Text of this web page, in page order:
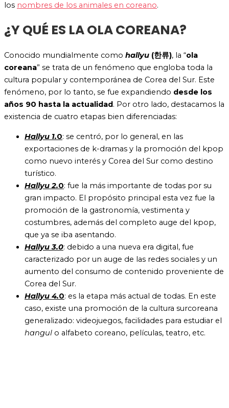
los nombres de los animales en coreano.
¿Y QUÉ ES LA OLA COREANA?
Conocido mundialmente como hallyu (한류), la “ola
coreana” se trata de un fenómeno que engloba toda la
cultura popular y contemporánea de Corea del Sur. Este
fenómeno, por lo tanto, se fue expandiendo desde los
años 90 hasta la actualidad. Por otro lado, destacamos la
existencia de cuatro etapas bien diferenciadas:
Hallyu 1.0: se centró, por lo general, en las
exportaciones de k-dramas y la promoción del kpop
como nuevo interés y Corea del Sur como destino
turístico.
Hallyu 2.0: fue la más importante de todas por su
gran impacto. El propósito principal esta vez fue la
promoción de la gastronomía, vestimenta y
costumbres, además del completo auge del kpop,
que ya se iba asentando.
Hallyu 3.0: debido a una nueva era digital, fue
caracterizado por un auge de las redes sociales y un
aumento del consumo de contenido proveniente de
Corea del Sur.
Hallyu 4.0: es la etapa más actual de todas. En este
caso, existe una promoción de la cultura surcoreana
generalizado: videojuegos, facilidades para estudiar el
hangul o alfabeto coreano, películas, teatro, etc.